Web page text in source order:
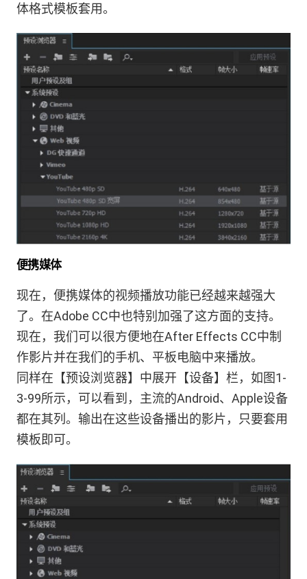
体格式模板套用。
便携媒体
现在，便携媒体的视频播放功能已经越来越强大
了。在Adobe CC中也特别加强了这方面的支持。
现在，我们可以很方便地在After Effects CC中制
作影片并在我们的手机、平板电脑中来播放。
同样在【预设浏览器】中展开【设备】栏，如图1-
3-99所示，可以看到，主流的Android、Apple设备
都在其列。输出在这些设备播出的影片，只要套用
模板即可。